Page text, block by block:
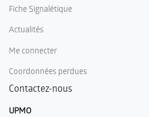
Fiche Signalétique
Actualités
Me connecter
Coordonnées perdues
Contactez-nous
UPMO